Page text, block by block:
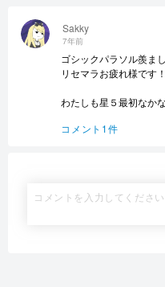
Sakky
7年前
ゴシックパラソル羨ま
リセマラお疲れ様です
わたしも星５最初なか
コメント1件